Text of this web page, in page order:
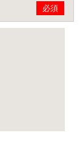
必須